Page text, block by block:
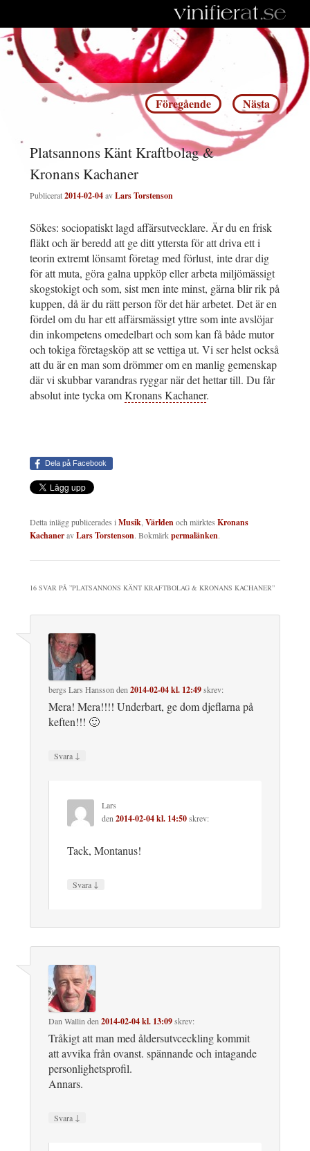
Inläggsnavigering
Föregående Nästa
Platsannons Känt Kraftbolag &
Kronans Kachaner
Publicerat2014-02-04avLars Torstenson
Sökes: sociopatiskt lagd affärsutvecklare. Är du en frisk
fläkt och är beredd att ge ditt yttersta för att driva ett i
teorin extremt lönsamt företag med förlust, inte drar dig
för att muta, göra galna uppköp eller arbeta miljömässigt
skogstokigt och som, sist men inte minst, gärna blir rik på
kuppen, då är du rätt person för det här arbetet. Det är en
fördel om du har ett affärsmässigt yttre som inte avslöjar
din inkompetens omedelbart och som kan få både mutor
och tokiga företagsköp att se vettiga ut. Vi ser helst också
att du är en man som drömmer om en manlig gemenskap
där vi skubbar varandras ryggar när det hettar till. Du får
absolut inte tycka omKronans Kachaner.
Dela på Facebook
Detta inlägg publicerades iMusik,Världenoch märktes Kronans
KachaneravLars Torstenson. Bokmärkpermalänken.
16 SVAR PÅ ”PLATSANNONS KÄNT KRAFTBOLAG & KRONANS KACHANER”
bergs Lars Hanssonden2014-02-04 kl. 12:49skrev:
Mera! Mera!!!! Underbart, ge dom djeflarna på
keften!!! 🙂
Svara ↓
Lars
den2014-02-04 kl. 14:50skrev:
Tack, Montanus!
Svara ↓
Dan Wallinden2014-02-04 kl. 13:09skrev:
Tråkigt att man med åldersutvceckling kommit
att avvika från ovanst. spännande och intagande
personlighetsprofil.
Annars.
Svara ↓